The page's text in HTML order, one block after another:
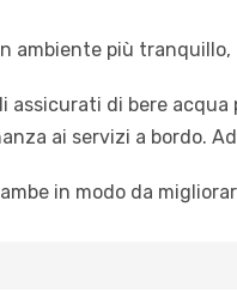
ambiente più
assicurati di bere
ai servizi a bordo.
in modo da